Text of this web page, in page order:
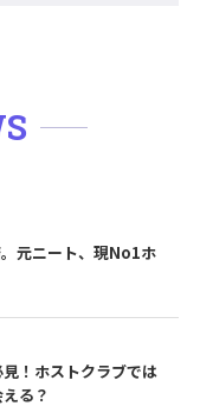
元ニート、現No1ホ
！ホストクラブでは
る？